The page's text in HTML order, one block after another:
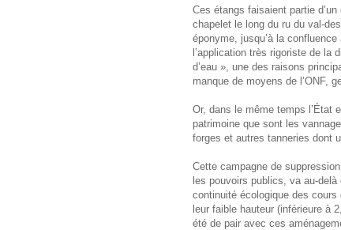
Ces étangs faisaient partie
chapelet le long du ru du val-
éponyme, jusqu’à la
l’application très rigoriste de la
d’eau », une des raisons
manque de moyens de l’ONF,
Or, dans le même temps l’État
patrimoine que sont les
forges et autres tanneries dont
Cette campagne de
les pouvoirs publics, va au-
continuité écologique des
leur faible hauteur (inférieure à
été de pair avec ces